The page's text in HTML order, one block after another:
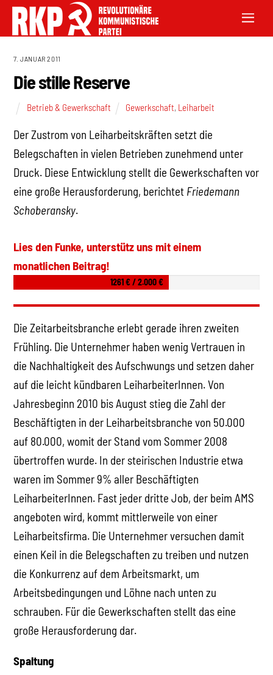
7. JANUAR 2011
Die stille Reserve
Betrieb & Gewerkschaft Gewerkschaft, Leiharbeit
Der Zustrom von Leiharbeitskräften setzt die
Belegschaften in vielen Betrieben zunehmend unter
Druck. Diese Entwicklung stellt die Gewerkschaften vor
eine große Herausforderung, berichtet Friedemann
Schoberansky.
Lies den Funke, unterstütz uns mit einem
monatlichen Beitrag!
1261 € / 2.000 €
Die Zeitarbeitsbranche erlebt gerade ihren zweiten
Frühling. Die Unternehmer haben wenig Vertrauen in
die Nachhaltigkeit des Aufschwungs und setzen daher
auf die leicht kündbaren LeiharbeiterInnen. Von
Jahresbeginn 2010 bis August stieg die Zahl der
Beschäftigten in der Leiharbeitsbranche von 50.000
auf 80.000, womit der Stand vom Sommer 2008
übertroffen wurde. In der steirischen Industrie etwa
waren im Sommer 9% aller Beschäftigten
LeiharbeiterInnen. Fast jeder dritte Job, der beim AMS
angeboten wird, kommt mittlerweile von einer
Leiharbeitsfirma. Die Unternehmer versuchen damit
einen Keil in die Belegschaften zu treiben und nutzen
die Konkurrenz auf dem Arbeitsmarkt, um
Arbeitsbedingungen und Löhne nach unten zu
schrauben. Für die Gewerkschaften stellt das eine
große Herausforderung dar.
Spaltung